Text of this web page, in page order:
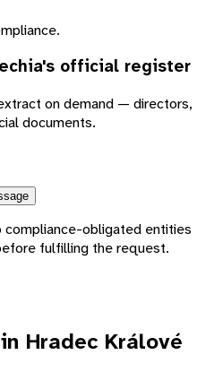
's official register
on demand — directors,
documents.
compliance-obligated entities
fulfilling the request.
Hradec Králové